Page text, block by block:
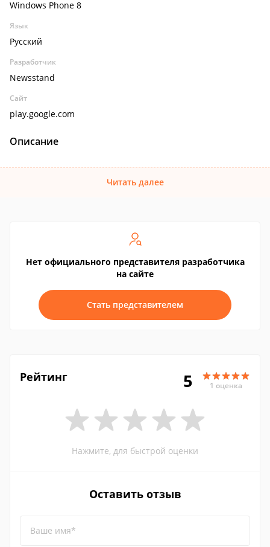
Windows Phone 8
Язык
Русский
Разработчик
Newsstand
Сайт
play.google.com
Описание
Читать далее
Нет официального представителя разработчика
на сайте
Стать представителем
Рейтинг 5 1 оценка
Нажмите, для быстрой оценки
Оставить отзыв
Ваше имя*